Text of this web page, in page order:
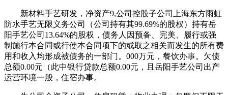
新材料手艺研发，净资产9,公司控股子公司上海东方雨虹
防水手艺无限义务公司（公司持有其99.69%的股权）持有岳
阳手艺公司13.64%的股权，债务人因预备、完美、履行或强
制施行本合同或行使本合同项下的或取之相关而发生的所有费
用和收入均形成被债务的一部门。000万元，餐饮办事。欠债
总额0.00元（此中银行贷款总额0.00元，且岳阳手艺公司出产
运营环境一般，住宿办事。